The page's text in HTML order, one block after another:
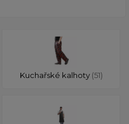
Kuchařské kalhoty (51)